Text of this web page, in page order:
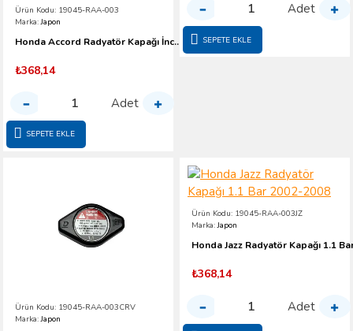
Ürün Kodu: 19045-RAA-003
Marka: Japon
Honda Accord Radyatör Kapağı İnce Tip 1.1 Bar-2003-2007
₺368,14
Adet
SEPETE EKLE
Adet
SEPETE EKLE
Ürün Kodu: 19045-RAA-003CRV
Marka: Japon
Ürün Kodu: 19045-RAA-003JZ
Marka: Japon
₺368,14
Adet